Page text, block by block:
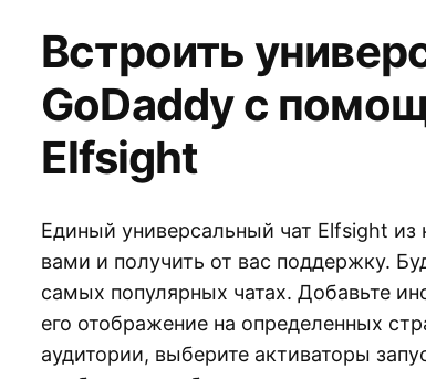
Встроить
GoDaddy с
Elfsight
Единый универсальный чат Elfsight из
вами и получить от вас поддержку.
самых популярных чатах. Добавьте
его отображение на определенных
аудитории, выберите активаторы